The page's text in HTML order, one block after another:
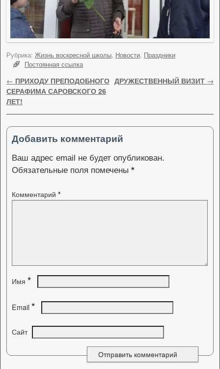
Рубрика: Жизнь воскресной школы, Новости, Праздники
Постоянная ссылка
Навигация по записям
← ПРИХОДУ ПРЕПОДОБНОГО
СЕРАФИМА САРОВСКОГО 26
ЛЕТ!
ДРУЖЕСТВЕННЫЙ ВИЗИТ →
Добавить комментарий
Ваш адрес email не будет опубликован.
Обязательные поля помечены *
Комментарий *
Имя *
Email *
Сайт